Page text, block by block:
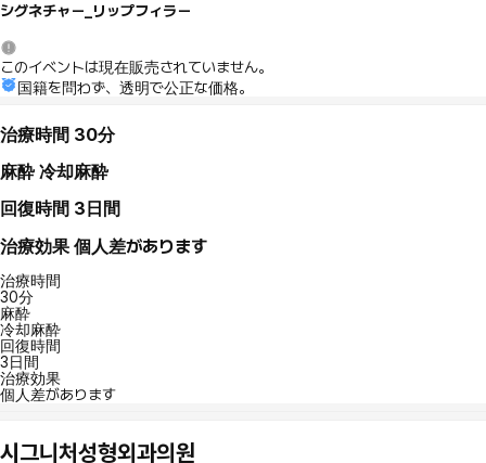
シグネチャー_リップフィラー
このイベントは現在販売されていません。
国籍を問わず、透明で公正な価格。
治療時間 30分
麻酔 冷却麻酔
回復時間 3日間
治療効果 個人差があります
治療時間
30分
麻酔
冷却麻酔
回復時間
3日間
治療効果
個人差があります
시그니처성형외과의원